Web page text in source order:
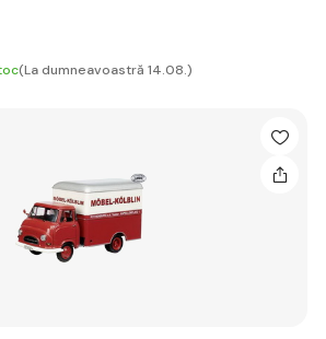
(La dumneavoastră 14.08.)